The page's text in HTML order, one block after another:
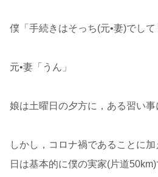
僕「手続きはそっち(元•妻)でして
元•妻「うん」
娘は土曜日の夕方に，ある習い事
しかし，コロナ禍であることに
日は基本的に僕の実家(片道